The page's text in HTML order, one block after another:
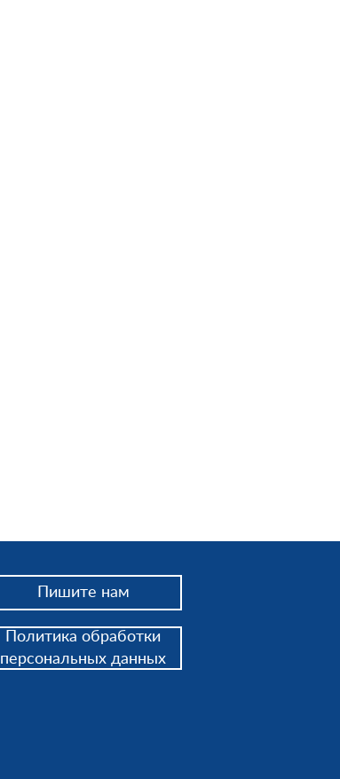
Политика обработки
персональных данных
Пишите нам